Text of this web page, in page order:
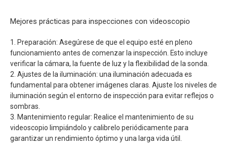
Mejores prácticas para inspecciones con videoscopio
1. Preparación: Asegúrese de que el equipo esté en pleno
funcionamiento antes de comenzar la inspección. Esto incluye
verificar la cámara, la fuente de luz y la flexibilidad de la sonda.
2. Ajustes de la iluminación: una iluminación adecuada es
fundamental para obtener imágenes claras. Ajuste los niveles de
iluminación según el entorno de inspección para evitar reflejos o
sombras.
3. Mantenimiento regular: Realice el mantenimiento de su
videoscopio limpiándolo y calibrelo periódicamente para
garantizar un rendimiento óptimo y una larga vida útil.